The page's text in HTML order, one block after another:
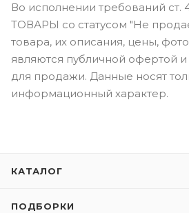
Во исполнении требований ст.
ТОВАРЫ со статусом "Не
товара, их описания, цены,
являются публичной офертой
для продажи. Данные носят
информационный характер.
КАТАЛОГ
ПОДБОРКИ